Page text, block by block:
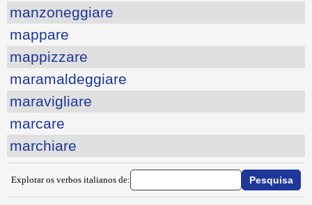
manzoneggiare
mappare
mappizzare
maramaldeggiare
maravigliare
marcare
marchiare
Explorar os verbos italianos de: